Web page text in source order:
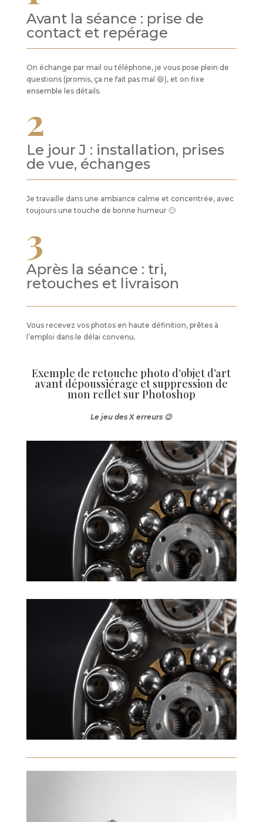
Avant la séance : prise de
contact et repérage
On échange par mail ou téléphone, je vous pose plein de
questions (promis, ça ne fait pas mal 😄), et on fixe
ensemble les détails.
2
Le jour J : installation, prises
de vue, échanges
Je travaille dans une ambiance calme et concentrée, avec
toujours une touche de bonne humeur 🙂
3
Après la séance : tri,
retouches et livraison
Vous recevez vos photos en haute définition, prêtes à
l’emploi dans le délai convenu.
Exemple de retouche photo d’objet d’art
avant dépoussiérage et suppression de
mon reflet sur Photoshop
Le jeu des X erreurs 😉